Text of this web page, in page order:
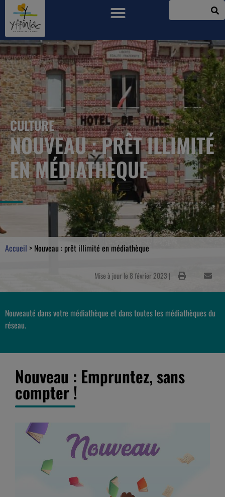
CULTURE
NOUVEAU : PRÊT ILLIMITÉ
EN MÉDIATHÈQUE
Accueil > Nouveau : prêt illimité en médiathèque
Mise à jour le 8 février 2023 |
Nouveauté dans votre médiathèque et dans toutes les médiathèques du
réseau.
Nouveau : Empruntez, sans
compter !